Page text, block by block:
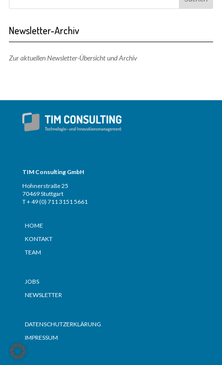
Newsletter-Archiv
Zur aktuellen Newsletter-Übersicht und Archiv
TIM Consulting GmbH
Hohnerstraße 25
70469 Stuttgart
T + 49 (0) 711 3151 5661
HOME
KONTAKT
TEAM
JOBS
NEWSLETTER
DATENSCHUTZERKLÄRUNG
IMPRESSUM